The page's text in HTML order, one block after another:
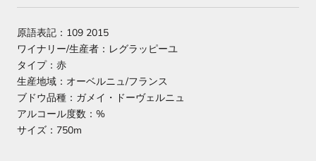
原語表記： 109 2015
ワイナリー/生産者：レグラッピーユ
タイプ：赤
生産地域：オーベルニュ/フランス
ブドウ品種：ガメイ・ドーヴェルニュ
アルコール度数：%
サイズ：750m